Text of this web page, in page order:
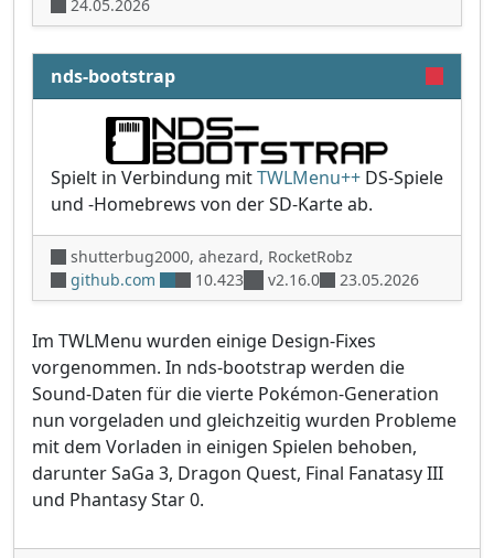
24.05.2026
nds-bootstrap
Spielt in Verbindung mitTWLMenu++ DS-Spiele
und -Homebrews von der SD-Karte ab.
shutterbug2000, ahezard, RocketRobz
github.com
10.423 v2.16.0 23.05.2026
Im TWLMenu wurden einige Design-Fixes
vorgenommen. In nds-bootstrap werden die
Sound-Daten für die vierte Pokémon-Generation
nun vorgeladen und gleichzeitig wurden Probleme
mit dem Vorladen in einigen Spielen behoben,
darunter SaGa 3, Dragon Quest, Final Fanatasy III
und Phantasy Star 0.